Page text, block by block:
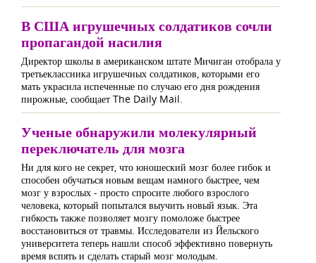
В США игрушечных солдатиков сочли
пропагандой насилия
Директор школы в американском штате Мичиган отобрала у
третьеклассника игрушечных солдатиков, которыми его
мать украсила испеченные по случаю его дня рождения
пирожные, сообщает The Daily Mail.
Ученые обнаружили молекулярный
переключатель для мозга
Ни для кого не секрет, что юношеский мозг более гибок и
способен обучаться новым вещам намного быстрее, чем
мозг у взрослых - просто спросите любого взрослого
человека, который попытался выучить новый язык. Эта
гибкость также позволяет мозгу помоложе быстрее
восстановиться от травмы. Исследователи из Йельского
университета теперь нашли способ эффективно повернуть
время вспять и сделать старый мозг молодым.